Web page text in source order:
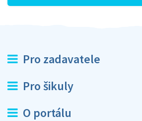
Pro zadavatele
Pro šikuly
O portálu